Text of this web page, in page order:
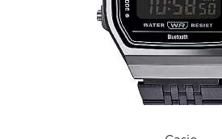
ABL-100WEGG-
i